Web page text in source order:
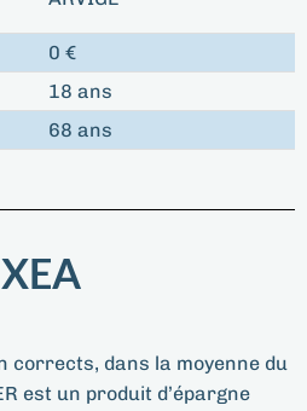
0 €
18 ans
68 ans
corrects, dans la moyenne du
est un produit d’épargne